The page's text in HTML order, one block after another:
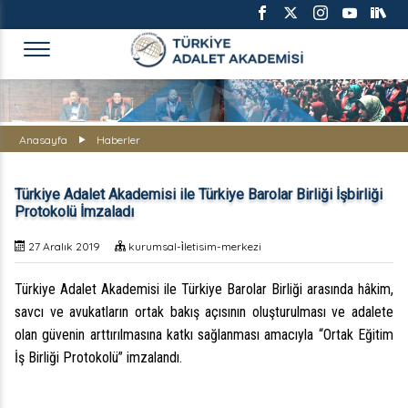
TÜRKİYE ADALET AKADEMİSİ
Anasayfa Haberler
Türkiye Adalet Akademisi ile Türkiye Barolar Birliği İşbirliği
Protokolü İmzaladı
27 Aralık 2019 kurumsal-i̇letisim-merkezi
Türkiye Adalet Akademisi ile Türkiye Barolar Birliği arasında hâkim,
savcı ve avukatların ortak bakış açısının oluşturulması ve adalete
olan güvenin arttırılmasına katkı sağlanması amacıyla “Ortak Eğitim
İş Birliği Protokolü” imzalandı.